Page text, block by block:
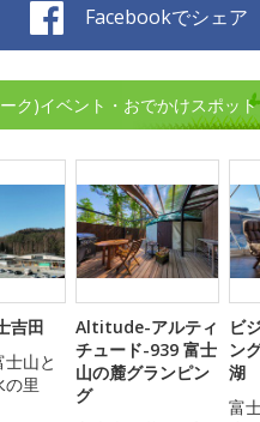
Facebookでシェア
ク)イベント・おでかけスポット
吉田
士山と
の里
Altitude-アルティ
チュード-939 富士
山の麓グランピン
グ
ビ
ン
湖
富